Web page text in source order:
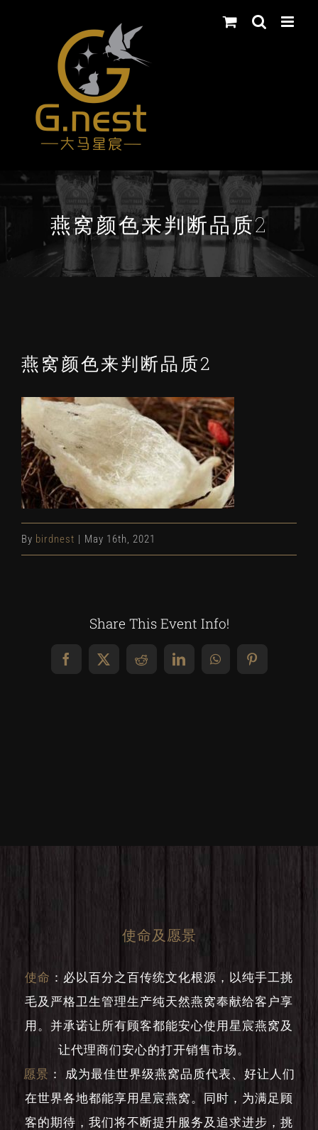
燕窝颜色来判断品质2
燕窝颜色来判断品质2
By birdnest | May 16th, 2021
Share This Event Info!
Facebook
X RedditLinkedInWhatsAppPinterest
使命及愿景
使命 ： 必以百分之百传统文化根源，以纯手工挑
毛及严格卫生管理生产纯天然燕窝奉献给客户享
用。并承诺让所有顾客都能安心使用星宸燕窝及
让代理商们安心的打开销售市场。
愿景 ：
成为最佳世界级燕窝品质代表、好让人们
在世界各地都能享用星宸燕窝。同时，为满足顾
客的期待，我们将不断提升服务及追求进步，挑